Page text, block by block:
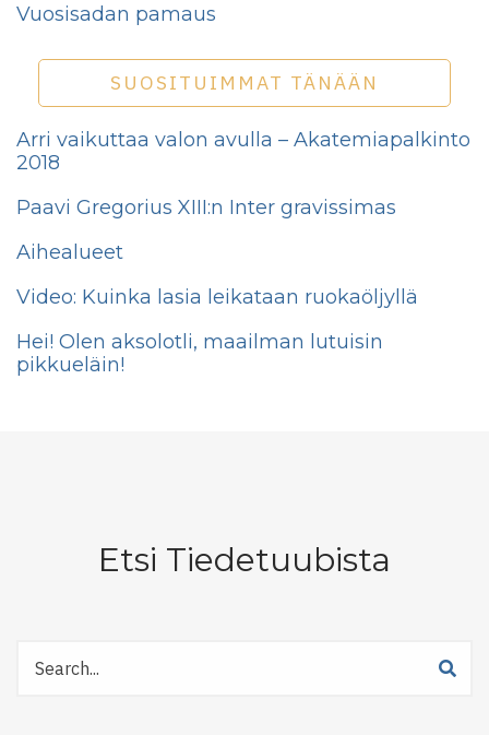
Vuosisadan pamaus
SUOSITUIMMAT TÄNÄÄN
Arri vaikuttaa valon avulla – Akatemiapalkinto
2018
Paavi Gregorius XIII:n Inter gravissimas
Aihealueet
Video: Kuinka lasia leikataan ruokaöljyllä
Hei! Olen aksolotli, maailman lutuisin
pikkueläin!
Etsi Tiedetuubista